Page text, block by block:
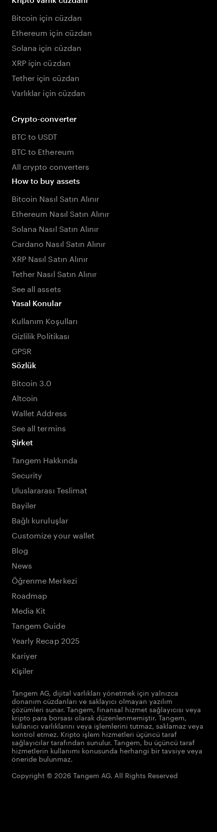
Bitcoin için cüzdan
Ethereum için cüzdan
Solana için cüzdan
XRP için cüzdan
Tether için cüzdan
Varlıklar için cüzdan
Crypto-converter
BTC to USDT
BTC to Ethereum
All crypto converters
How to buy assets
Bitcoin Nasıl Satın Alınır
Ethereum Nasıl Satın Alınır
Solana Nasıl Satın Alınır
Cardano Nasıl Satın Alınır
XRP Nasıl Satın Alınır
Tether Nasıl Satın Alınır
See all assets
Yasal Konular
Kullanım Koşulları
Gizlilik Politikası
GPSR
Sözlük
Bitcoin 3.0
Altcoin
Wallet Address
See all termins
Şirket
Tangem Hakkında
Security
Uluslararası Teslimat
Bayiler
Bağlı kuruluşlar
Customize your wallet
Blog
News
Öğrenme Merkezi
Roadmap
Media Kit
Tangem Guide
Yearly Recap 2025
Kariyer
Kişiler
Tangem AG, dijital varlıkları yönetmek için yalnızca
donanım cüzdanları ve saklayıcı olmayan yazılım
çözümleri sunar. Tangem, finansal hizmet sağlayıcısı veya
kripto para borsası olarak düzenlenmemiştir. Tangem,
kullanıcı varlıklarını veya işlemlerini tutmaz, saklamaz veya
kontrol etmez. Kripto işlem hizmetleri üçüncü taraf
sağlayıcılar tarafından sunulur. Tangem, bu üçüncü taraf
hizmetlerin kullanımı konusunda herhangi bir tavsiye veya
öneride bulunmaz.